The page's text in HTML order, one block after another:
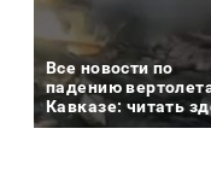
Все новости по
падению
Кавказе: читать